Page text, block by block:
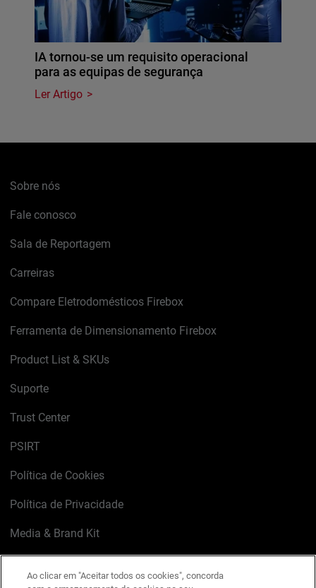
IA tornou-se um requisito operacional
para as equipas de segurança
Ler Artigo
Sobre nós
Fale conosco
Sala de Reportagem
Carreiras
Compare Eletrodomésticos Firebox
Ferramenta de Dimensionamento Firebox
Product List & SKUs
Suporte
Trust Center
PSIRT
Política de Cookies
Política de Privacidade
Media & Brand Kit
Ao clicar em "Aceitar todos os cookies", concorda